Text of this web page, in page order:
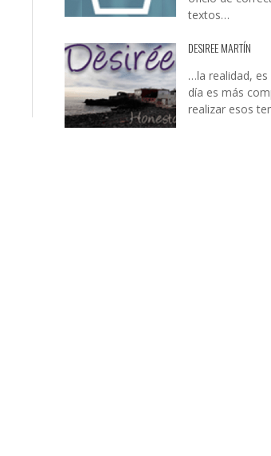
textos…
DESIREE MARTÍN
…la realidad, es
día es más
realizar esos